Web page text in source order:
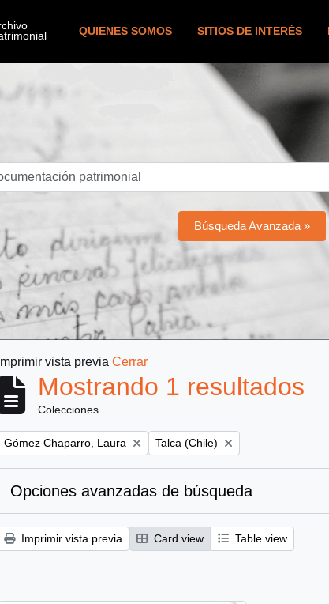
QUIENES SOMOS SITIOS DE INTERÉS
Búsqueda Avanzada »
Imprimir vista previa Cerrar
Mostrando 1 resultados
Colecciones
Remove filter:
Gómez Chaparro, Laura Remove filter:
Talca (Chile)
Opciones avanzadas de búsqueda
Imprimir vista previa Card view Table view